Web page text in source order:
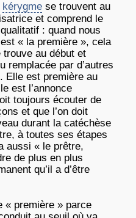
kérygme se trouvent au
et comprend le
: quand nous
« la première », cela
trouve au début et
remplacée par d’autres
Elle est première au
est l’annonce
toujours écouter de
et que l’on doit
durant la catéchèse
à toutes ses étapes
aussi « le prêtre,
de plus en plus
qu’il a d’être
« première » parce